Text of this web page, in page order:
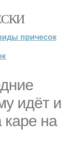
причесок
идёт и
каре на